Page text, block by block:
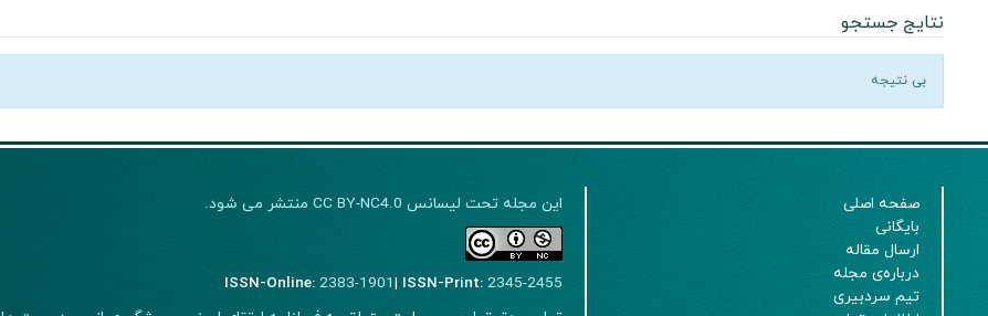
نتایج جستجو
بی نتیجه
صفحه اصلی
بایگانی
ارسال مقاله
درباره‌ی مجله
تیم سردبیری
این مجله تحت لیسانس CC BY-NC4.0 منتشر می شود.
ISSN-Online: 2383-1901| ISSN-Print: 2345-2455